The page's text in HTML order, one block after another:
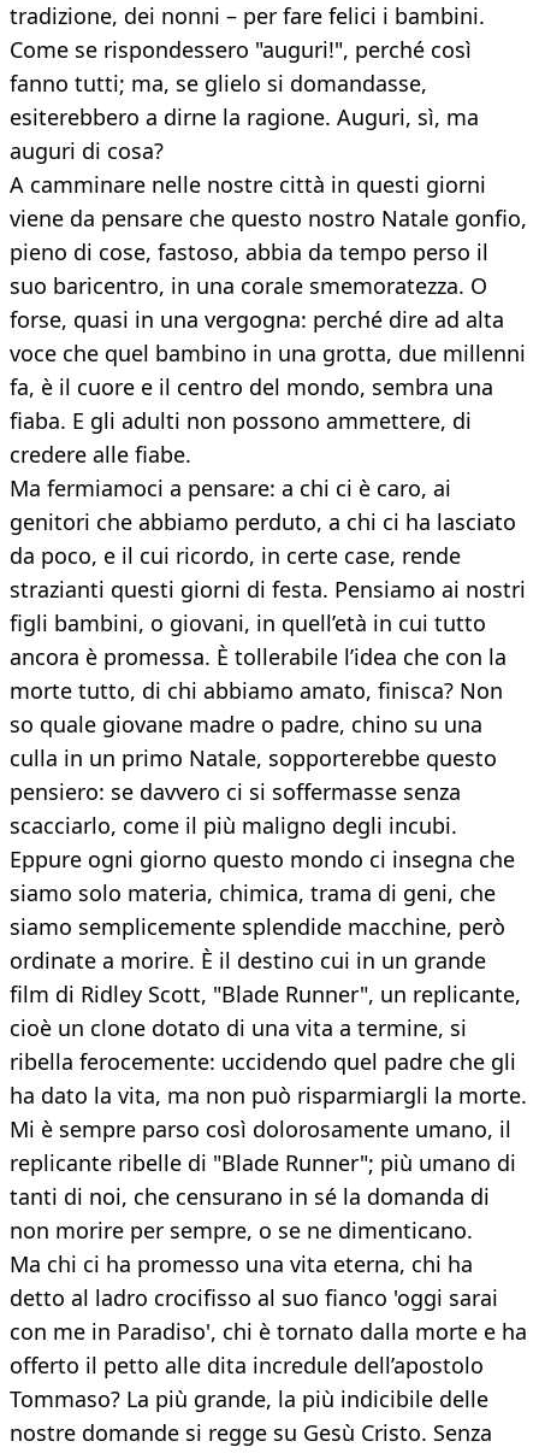
tradizione, dei nonni – per fare felici i bambini.
Come se rispondessero "auguri!", perché così
fanno tutti; ma, se glielo si domandasse,
esiterebbero a dirne la ragione. Auguri, sì, ma
auguri di cosa?
A camminare nelle nostre città in questi giorni
viene da pensare che questo nostro Natale gonfio,
pieno di cose, fastoso, abbia da tempo perso il
suo baricentro, in una corale smemoratezza. O
forse, quasi in una vergogna: perché dire ad alta
voce che quel bambino in una grotta, due millenni
fa, è il cuore e il centro del mondo, sembra una
fiaba. E gli adulti non possono ammettere, di
credere alle fiabe.
Ma fermiamoci a pensare: a chi ci è caro, ai
genitori che abbiamo perduto, a chi ci ha lasciato
da poco, e il cui ricordo, in certe case, rende
strazianti questi giorni di festa. Pensiamo ai nostri
figli bambini, o giovani, in quell’età in cui tutto
ancora è promessa. È tollerabile l’idea che con la
morte tutto, di chi abbiamo amato, finisca? Non
so quale giovane madre o padre, chino su una
culla in un primo Natale, sopporterebbe questo
pensiero: se davvero ci si soffermasse senza
scacciarlo, come il più maligno degli incubi.
Eppure ogni giorno questo mondo ci insegna che
siamo solo materia, chimica, trama di geni, che
siamo semplicemente splendide macchine, però
ordinate a morire. È il destino cui in un grande
film di Ridley Scott, "Blade Runner", un replicante,
cioè un clone dotato di una vita a termine, si
ribella ferocemente: uccidendo quel padre che gli
ha dato la vita, ma non può risparmiargli la morte.
Mi è sempre parso così dolorosamente umano, il
replicante ribelle di "Blade Runner"; più umano di
tanti di noi, che censurano in sé la domanda di
non morire per sempre, o se ne dimenticano.
Ma chi ci ha promesso una vita eterna, chi ha
detto al ladro crocifisso al suo fianco 'oggi sarai
con me in Paradiso', chi è tornato dalla morte e ha
offerto il petto alle dita incredule dell’apostolo
Tommaso? La più grande, la più indicibile delle
nostre domande si regge su Gesù Cristo. Senza